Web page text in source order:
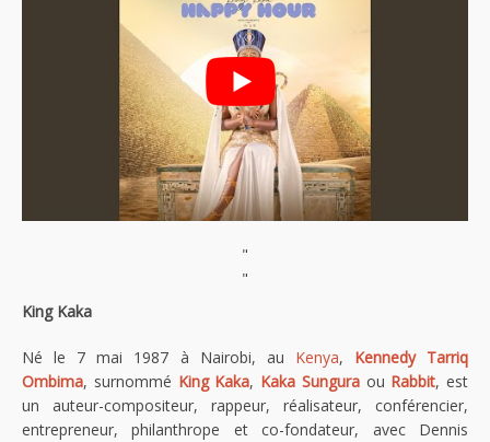
"
"
King Kaka
Né le 7 mai 1987 à Nairobi, au Kenya, Kennedy Tarriq
Ombima, surnommé King Kaka, Kaka Sunguraou Rabbit, est
un auteur-compositeur, rappeur, réalisateur, conférencier,
entrepreneur, philanthrope et co-fondateur, avec Dennis